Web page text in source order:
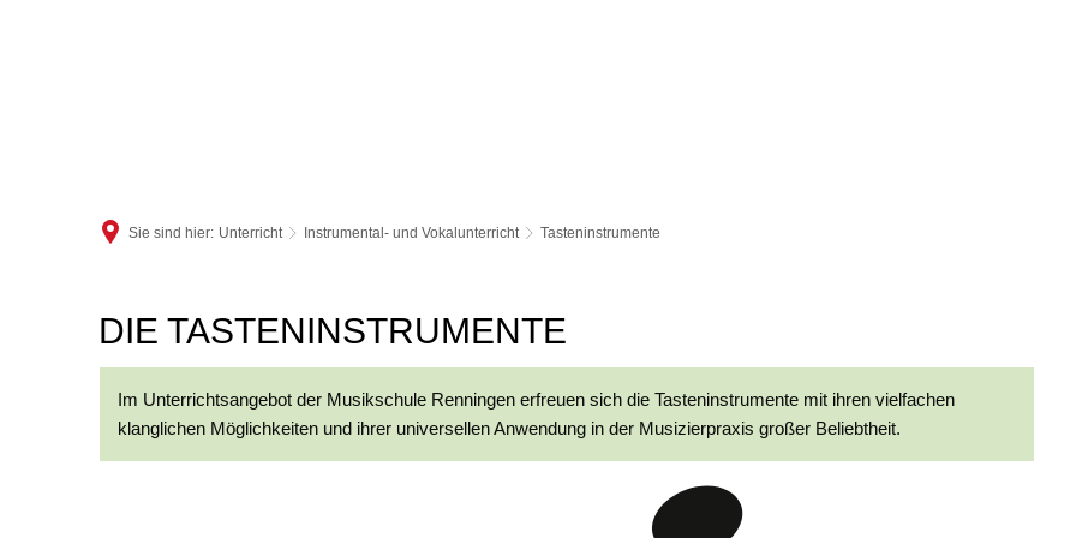
Sie sind hier: Unterricht Instrumental- und Vokalunterricht Tasteninstrumente
Tasteninstrumente
DIE TASTENINSTRUMENTE
Im Unterrichtsangebot der Musikschule Renningen erfreuen sich die Tasteninstrumente mit ihren vielfachen
klanglichen Möglichkeiten und ihrer universellen Anwendung in der Musizierpraxis großer Beliebtheit.